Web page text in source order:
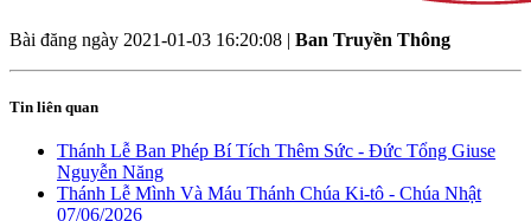
Bài đăng ngày 2021-01-03 16:20:08 | Ban Truyền Thông
Tin liên quan
Thánh Lễ Ban Phép Bí Tích Thêm Sức - Đức Tổng Giuse
Nguyễn Năng
Thánh Lễ Mình Và Máu Thánh Chúa Ki-tô - Chúa Nhật
07/06/2026